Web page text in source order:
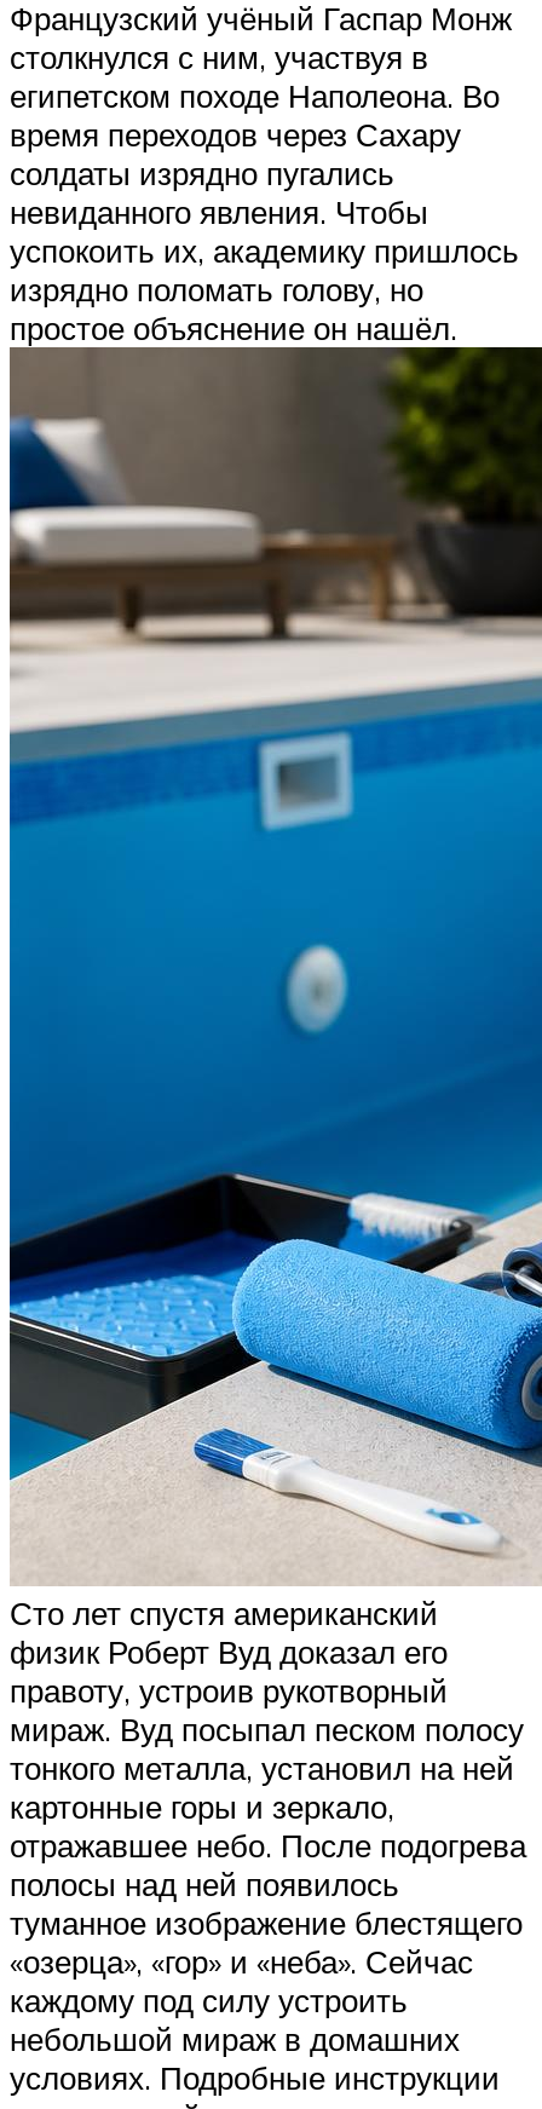
Французский учёный Гаспар Монж
столкнулся с ним, участвуя в
египетском походе Наполеона. Во
время переходов через Сахару
солдаты изрядно пугались
невиданного явления. Чтобы
успокоить их, академику пришлось
изрядно поломать голову, но
простое объяснение он нашёл.
Сто лет спустя американский
физик Роберт Вуд доказал его
правоту, устроив рукотворный
мираж. Вуд посыпал песком полосу
тонкого металла, установил на ней
картонные горы и зеркало,
отражавшее небо. После подогрева
полосы над ней появилось
туманное изображение блестящего
«озерца», «гор» и «неба». Сейчас
каждому под силу устроить
небольшой мираж в домашних
условиях. Подробные инструкции